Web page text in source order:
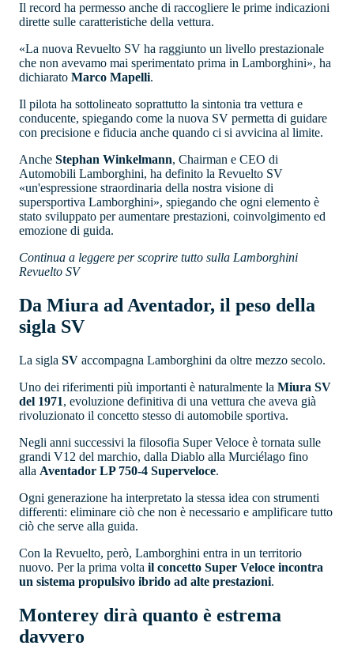
Il record ha permesso anche di raccogliere le prime indicazioni
dirette sulle caratteristiche della vettura.
«La nuova Revuelto SV ha raggiunto un livello prestazionale
che non avevamo mai sperimentato prima in Lamborghini», ha
dichiarato Marco Mapelli.
Il pilota ha sottolineato soprattutto la sintonia tra vettura e
conducente, spiegando come la nuova SV permetta di guidare
con precisione e fiducia anche quando ci si avvicina al limite.
Anche Stephan Winkelmann, Chairman e CEO di
Automobili Lamborghini, ha definito la Revuelto SV
«un'espressione straordinaria della nostra visione di
supersportiva Lamborghini», spiegando che ogni elemento è
stato sviluppato per aumentare prestazioni, coinvolgimento ed
emozione di guida.
Continua a leggere per scoprire tutto sulla Lamborghini
Revuelto SV
Da Miura ad Aventador, il peso della
sigla SV
La sigla SV accompagna Lamborghini da oltre mezzo secolo.
Uno dei riferimenti più importanti è naturalmente la Miura SV
del 1971, evoluzione definitiva di una vettura che aveva già
rivoluzionato il concetto stesso di automobile sportiva.
Negli anni successivi la filosofia Super Veloce è tornata sulle
grandi V12 del marchio, dalla Diablo alla Murciélago fino
alla Aventador LP 750-4 Superveloce.
Ogni generazione ha interpretato la stessa idea con strumenti
differenti: eliminare ciò che non è necessario e amplificare tutto
ciò che serve alla guida.
Con la Revuelto, però, Lamborghini entra in un territorio
nuovo. Per la prima volta il concetto Super Veloce incontra
un sistema propulsivo ibrido ad alte prestazioni.
Monterey dirà quanto è estrema
davvero